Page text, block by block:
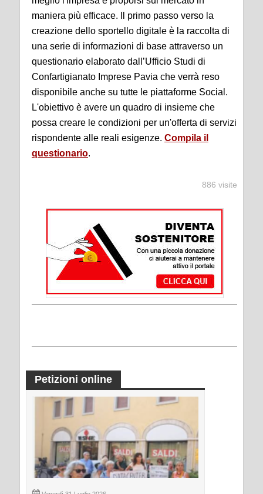
maniera più efficace. Il primo passo verso la
creazione dello sportello digitale è la raccolta di
una serie di informazioni di base attraverso un
questionario elaborato dall’Ufficio Studi di
Confartigianato Imprese Pavia che verrà reso
disponibile anche su tutte le piattaforme Social.
L'obiettivo è avere un quadro di insieme che
possa creare le condizioni per un'offerta di servizi
rispondente alle reali esigenze. Compila il
questionario.
886 visite
Petizioni online